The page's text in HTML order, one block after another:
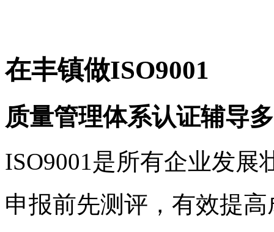
在丰镇做ISO9001
质量管理体系认证辅导
ISO9001是所有企业发展
申报前先测评，有效提